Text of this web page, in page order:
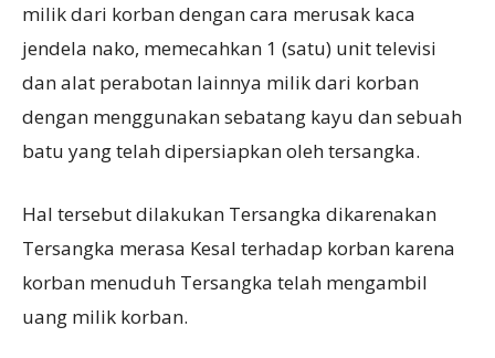
milik dari korban dengan cara merusak kaca
jendela nako, memecahkan 1 (satu) unit televisi
dan alat perabotan lainnya milik dari korban
dengan menggunakan sebatang kayu dan sebuah
batu yang telah dipersiapkan oleh tersangka.
Hal tersebut dilakukan Tersangka dikarenakan
Tersangka merasa Kesal terhadap korban karena
korban menuduh Tersangka telah mengambil
uang milik korban.